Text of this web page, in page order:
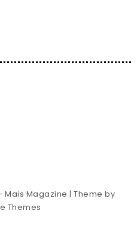
Mais Magazine | Theme by
Themes